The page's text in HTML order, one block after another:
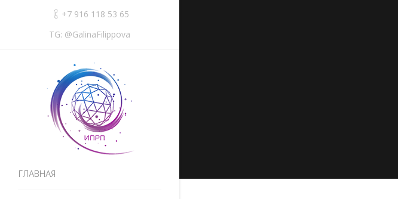
+7 916 118 53 65
TG: @GalinaFilippova
ГЛАВНАЯ